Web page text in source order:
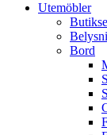
Utemöbler
Bord